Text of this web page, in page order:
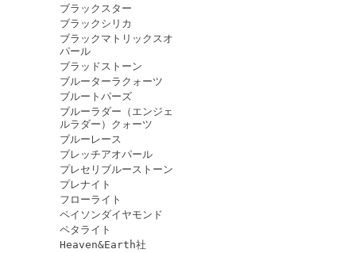
ブラックスター
ブラックシリカ
ブラックマトリックスオ
パール
ブラッドストーン
ブルーターラクォーツ
ブルートパーズ
ブルーラダー（エンジェ
ルラダー）クォーツ
ブルーレース
ブレッチアオパール
プレセリブルーストーン
プレナイト
フローライト
ペイソンダイヤモンド
ペタライト
Heaven&Earth社